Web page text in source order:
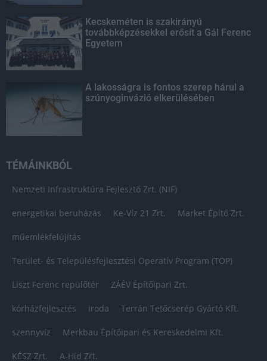
Kecskeméten is szakirányú
továbbképzésekkel erősít a Gál Ferenc
Egyetem
A lakosságra is fontos szerep hárul a
szúnyoginvázió elkerülésében
TÉMÁINKBÓL
Nemzeti Infrastruktúra Fejlesztő Zrt. (NIF)
energetikai beruházás Ke-Víz 21 Zrt. Market Építő Zrt.
műemlékfelújítás
Terület- és Településfejlesztési Operatív Program (TOP)
Liszt Ferenc repülőtér ZÁÉV Építőipari Zrt.
kórházfejlesztés iroda Terrán Tetőcserép Gyártó Kft.
szennyvíz Merkbau Építőipari és Kereskedelmi Kft.
KÉSZ Zrt. A-Híd Zrt.